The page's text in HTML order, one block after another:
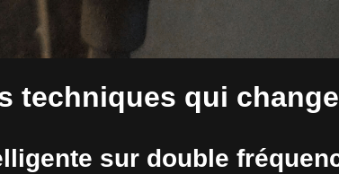
techniques qui
sur double